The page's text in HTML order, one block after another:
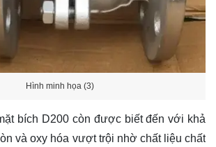
Hình minh họa (3)
bích D200 còn được biết đến với khả
và oxy hóa vượt trội nhờ chất liệu chất